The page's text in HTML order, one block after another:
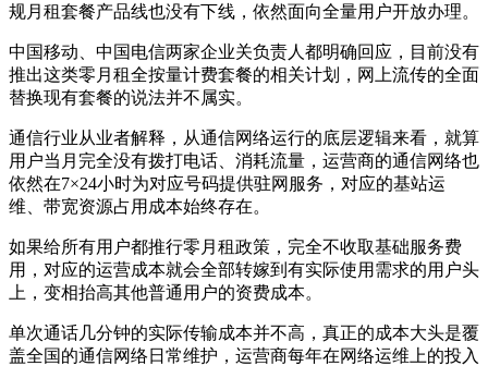
规月租套餐产品线也没有下线，依然面向全量用户开放办理。
中国移动、中国电信两家企业关负责人都明确回应，目前没有
推出这类零月租全按量计费套餐的相关计划，网上流传的全面
替换现有套餐的说法并不属实。
通信行业从业者解释，从通信网络运行的底层逻辑来看，就算
用户当月完全没有拨打电话、消耗流量，运营商的通信网络也
依然在7×24小时为对应号码提供驻网服务，对应的基站运
维、带宽资源占用成本始终存在。
如果给所有用户都推行零月租政策，完全不收取基础服务费
用，对应的运营成本就会全部转嫁到有实际使用需求的用户头
上，变相抬高其他普通用户的资费成本。
单次通话几分钟的实际传输成本并不高，真正的成本大头是覆
盖全国的通信网络日常维护，运营商每年在网络运维上的投入